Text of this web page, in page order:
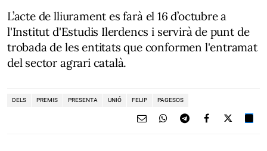
L’acte de lliurament es farà el 16 d’octubre a
l'Institut d'Estudis Ilerdencs i servirà de punt de
trobada de les entitats que conformen l'entramat
del sector agrari català.
DELS PREMIS PRESENTA UNIÓ FELIP PAGESOS